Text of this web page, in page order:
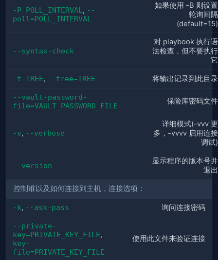
-P POLL_INTERVAL , --
poll=POLL_INTERVAL
如果使用 -B 则设置
轮询间隔
(default=15)
--syntax-check
对 playbook 执行语
法检查，但不要执行
它
-t TREE, --tree=TREE 将输出记录到此目录
--vault-password-
file=VAULT_PASSWORD_FILE
保险库密码文件
-v, --verbose
详细模式(-vvv 更
多，-vvvv 启用连接
调试)
--version
显示程序的版本号并
退出
控制谁以及如何连接到主机，连接选项：
-k, --ask-pass 询问连接密码
--private-
key=PRIVATE_KEY_FILE, --
key-
file=PRIVATE_KEY_FILE
使用此文件来验证连接